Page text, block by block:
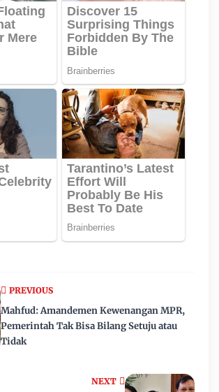
NEXT
PREVIOUS
Mahfud: Amandemen Kewenangan MPR,
Pemerintah Tak Bisa Bilang Setuju atau
Tidak